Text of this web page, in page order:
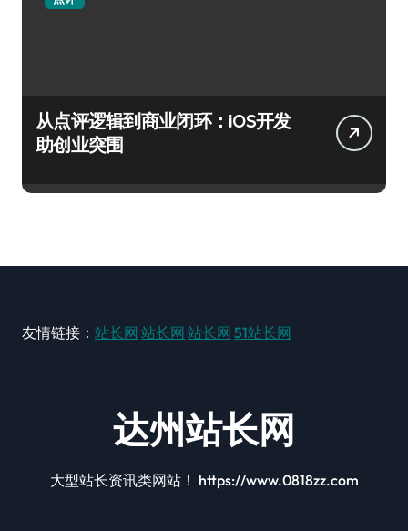
从点评逻辑到商业闭环：iOS开发
助创业突围
友情链接： 站长网 站长网 站长网 51站长网
达州站长网
大型站长资讯类网站！ https://www.0818zz.com